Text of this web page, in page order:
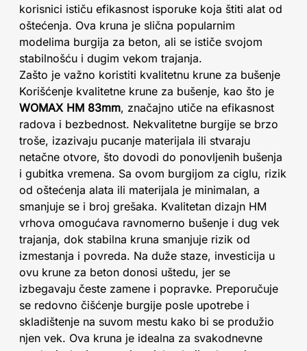
korisnici ističu efikasnost isporuke koja štiti alat od
oštećenja. Ova kruna je slična popularnim
modelima burgija za beton, ali se ističe svojom
stabilnošću i dugim vekom trajanja.
Zašto je važno koristiti kvalitetnu krune za bušenje
Korišćenje kvalitetne krune za bušenje, kao što je
WOMAX HM 83mm, značajno utiče na efikasnost
radova i bezbednost. Nekvalitetne burgije se brzo
troše, izazivaju pucanje materijala ili stvaraju
netačne otvore, što dovodi do ponovljenih bušenja
i gubitka vremena. Sa ovom burgijom za ciglu, rizik
od oštećenja alata ili materijala je minimalan, a
smanjuje se i broj grešaka. Kvalitetan dizajn HM
vrhova omogućava ravnomerno bušenje i dug vek
trajanja, dok stabilna kruna smanjuje rizik od
izmestanja i povreda. Na duže staze, investicija u
ovu krune za beton donosi uštedu, jer se
izbegavaju česte zamene i popravke. Preporučuje
se redovno čišćenje burgije posle upotrebe i
skladištenje na suvom mestu kako bi se produžio
njen vek. Ova kruna je idealna za svakodnevne